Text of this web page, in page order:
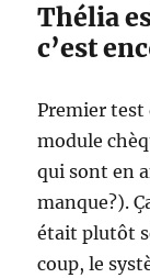
Thélia
c’est
Premier test
module
qui sont en
manque?).
était plutôt
coup, le